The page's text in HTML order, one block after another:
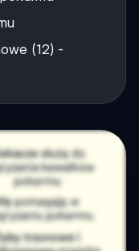
(12) -